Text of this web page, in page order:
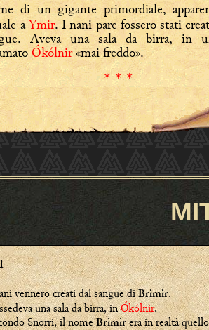
di un gigante primordiale,
aYmir. I nani pare fossero stati
Aveva una sala da birra, in
Ókólnir«mai freddo».
* * *
vennero creati dal sangue diBrimir.
una sala da birra, inÓkólnir.
Snorri, il nomeBrimirera in realtà